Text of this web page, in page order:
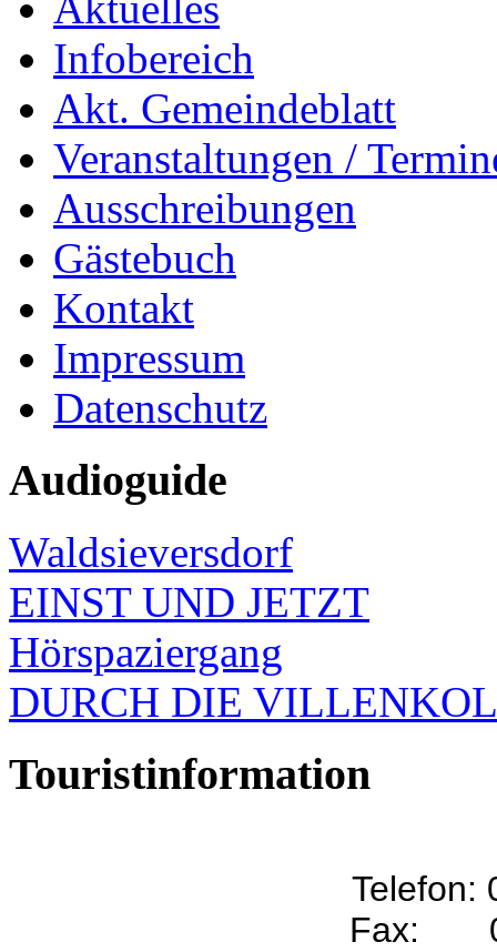
Infobereich
Akt. Gemeindeblatt
Veranstaltungen /
Ausschreibungen
Gästebuch
Kontakt
Impressum
Datenschutz
Audioguide
Waldsieversdorf
EINST UND JETZT
Hörspaziergang
DURCH DIE
Touristinformation
Telefon:
Fax: